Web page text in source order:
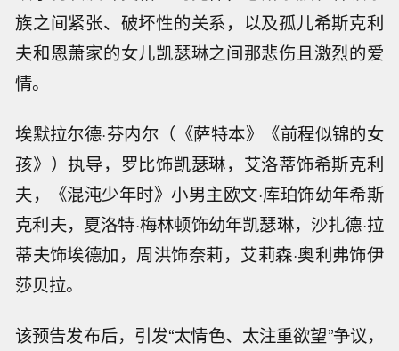
族之间紧张、破坏性的关系，以及孤儿希斯克利
夫和恩萧家的女儿凯瑟琳之间那悲伤且激烈的爱
情。
埃默拉尔德·芬内尔（《萨特本》《前程似锦的女
孩》）执导，罗比饰凯瑟琳，艾洛蒂饰希斯克利
夫，《混沌少年时》小男主欧文·库珀饰幼年希斯
克利夫，夏洛特·梅林顿饰幼年凯瑟琳，沙扎德·拉
蒂夫饰埃德加，周洪饰奈莉，艾莉森·奥利弗饰伊
莎贝拉。
该预告发布后，引发“太情色、太注重欲望”争议，